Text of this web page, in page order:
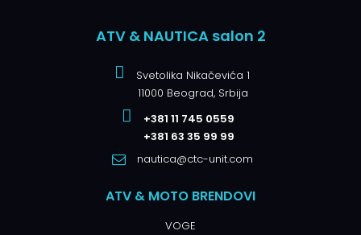
ATV & NAUTICA salon 2
Svetolika Nikačevića 1
11000 Beograd, Srbija
+381 11 745 0559
+381 63 35 99 99
nautica@ctc-unit.com
ATV & MOTO BRENDOVI
VOGE